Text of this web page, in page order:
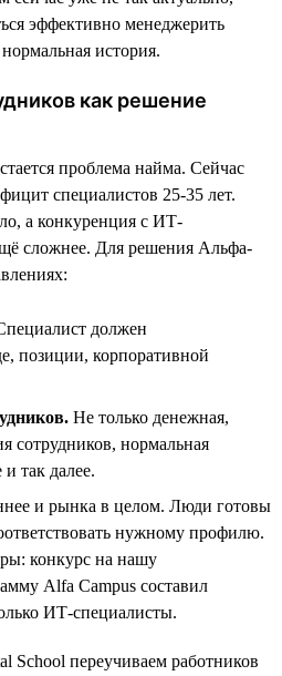
эффективно менеджерить
история.
как решение
проблема найма. Сейчас
специалистов 25-35 лет.
а конкуренция с ИТ-
сложнее. Для решения Альфа-
должен
позиции, корпоративной
Не только денежная,
сотрудников, нормальная
так далее.
и рынка в целом. Люди готовы
нужному профилю.
конкурс на нашу
Alfa Campus составил
ИТ-специалисты.
переучиваем работников